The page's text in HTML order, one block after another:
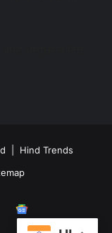
| Hind Trends